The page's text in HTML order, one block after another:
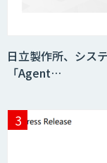
日立製作所、シス
「Agent…